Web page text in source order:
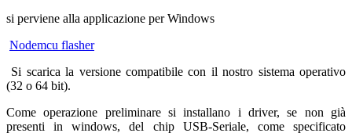
si perviene alla applicazione per Windows
Nodemcu flasher
Si scarica la versione compatibile con il nostro sistema operativo
(32 o 64 bit).
Come operazione preliminare si installano i driver, se non già
presenti in windows, del chip USB-Seriale, come specificato